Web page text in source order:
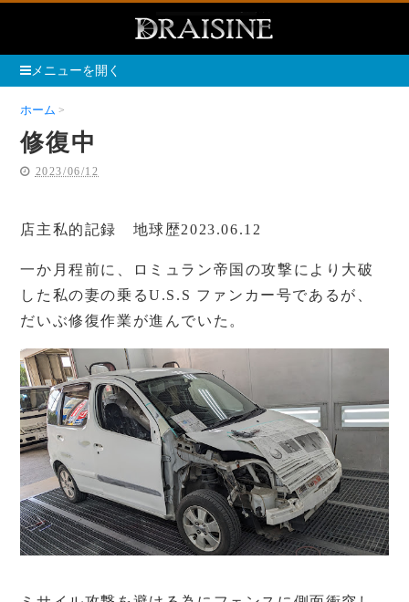
メニューを開く
ホーム
修復中
2023/06/12
店主私的記録 地球歴2023.06.12
一か月程前に、ロミュラン帝国の攻撃により大破
した私の妻の乗るU.S.S ファンカー号であるが、
だいぶ修復作業が進んでいた。